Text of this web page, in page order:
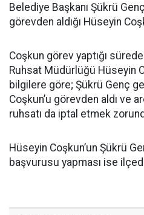
Belediye Başkanı Şükrü
görevden aldığı Hüseyin
Coşkun görev yaptığı
Ruhsat Müdürlüğü Hüseyin
bilgilere göre; Şükrü Genç
Coşkun’u görevden aldı ve
ruhsatı da iptal etmek
Hüseyin Coşkun’un Şükrü
başvurusu yapması ise